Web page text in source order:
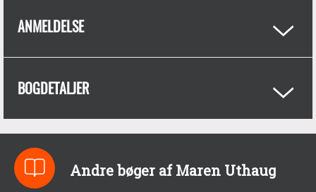
ANMELDELSE
BOGDETALJER
Andre bøger af Maren Uthaug